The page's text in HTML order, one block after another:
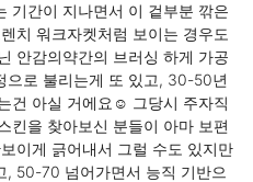
기간이 지나면서 이 겉부분 깎은
치 워크자켓처럼 보이는 경우도
안감의약간의 브러싱 하게 가공
으로 불리는게 또 있고, 30-50년
건 아실 거에요☺️ 그당시 주자직
킨을 찾아보신 분들이 아마 보편
이게 긁어내서 그럴 수도 있지만
, 50-70 넘어가면서 능직 기반으